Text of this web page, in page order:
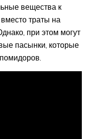
вещества к
траты на
при этом могут
пасынки, которые